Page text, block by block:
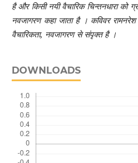
है और किसी नयी वैचारिक चिन्तनधारा को
नवजागरण कहा जाता है । कविवर रामनरेश
वैचारिकता, नवजागरण से संपृक्त है ।
DOWNLOADS